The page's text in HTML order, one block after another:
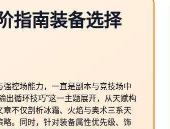
指南装备选择
控场能力，一直是副本与竞技场中
出循环技巧”这一主题展开，从天赋构
不仅剖析冰霜、火焰与奥术三系天
。同时，针对装备属性优先级、饰